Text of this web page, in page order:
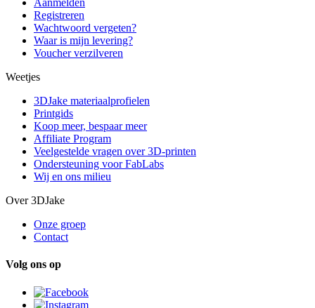
Aanmelden
Registreren
Wachtwoord vergeten?
Waar is mijn levering?
Voucher verzilveren
Weetjes
3DJake materiaalprofielen
Printgids
Koop meer, bespaar meer
Affiliate Program
Veelgestelde vragen over 3D-printen
Ondersteuning voor FabLabs
Wij en ons milieu
Over 3DJake
Onze groep
Contact
Volg ons op